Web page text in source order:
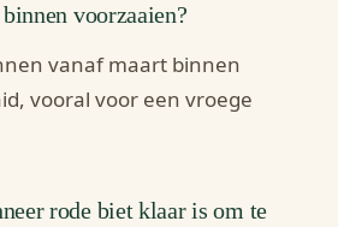
voorzaaien?
vanaf maart binnen
vooral voor een vroege
rode biet klaar is om te